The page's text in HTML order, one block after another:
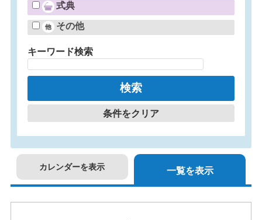
式典
その他
キーワード検索
条件をクリア
カレンダーを表示 一覧を表示